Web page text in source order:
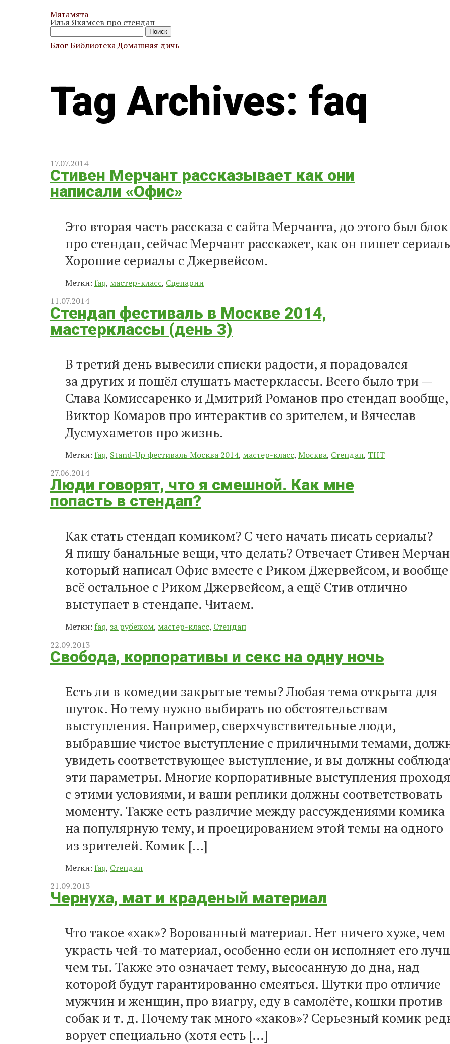
Мятамята
Илья Якямсев про стендап
Найти:
Блог БиблиотекаДомашняя дичь
Tag Archives: faq
17.07.2014
Стивен Мерчант рассказывает как они
написали «Офис»
Это вторая часть рассказа с сайта Мерчанта, до этого был блок
про стендап, сейчас Мерчант расскажет, как он пишет
Хорошие сериалы с Джервейсом.
Метки: faq, мастер-класс, Сценарии
11.07.2014
Стендап фестиваль в Москве 2014,
мастерклассы (день 3)
В третий день вывесили списки радости, я порадовался
за других и пошёл слушать мастерклассы. Всего было три —
Слава Комиссаренко и Дмитрий Романов про стендап вообще,
Виктор Комаров про интерактив со зрителем, и Вячеслав
Дусмухаметов про жизнь.
Метки: faq, Stand-Up фестиваль Москва 2014, мастер-класс, Москва, Стендап, ТНТ
27.06.2014
Люди говорят, что я смешной. Как мне
попасть в стендап?
Как стать стендап комиком? С чего начать писать сериалы?
Я пишу банальные вещи, что делать? Отвечает Стивен
который написал Офис вместе с Риком Джервейсом, и вообще
всё остальное с Риком Джервейсом, а ещё Стив отлично
выступает в стендапе. Читаем.
Метки: faq, за рубежом, мастер-класс, Стендап
22.09.2013
Свобода, корпоративы и секс на одну ночь
Есть ли в комедии закрытые темы? Любая тема открыта для
шуток. Но тему нужно выбирать по обстоятельствам
выступления. Например, сверхчувствительные люди,
выбравшие чистое выступление с приличными темами,
увидеть соответствующее выступление, и вы должны
эти параметры. Многие корпоративные выступления
с этими условиями, и ваши реплики должны соответствовать
моменту. Также есть различие между рассуждениями комика
на популярную тему, и проецированием этой темы на одного
из зрителей. Комик […]
Метки: faq, Стендап
21.09.2013
Чернуха, мат и краденый материал
Что такое «хак»? Ворованный материал. Нет ничего хуже, чем
украсть чей-то материал, особенно если он исполняет его
чем ты. Также это означает тему, высосанную до дна, над
которой будут гарантированно смеяться. Шутки про отличие
мужчин и женщин, про виагру, еду в самолёте, кошки против
собак и т. д. Почему так много «хаков»? Серьезный комик
ворует специально (хотя есть […]